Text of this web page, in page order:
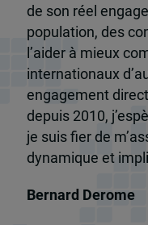
de son réel
population, des
l’aider à mieux
internationaux
engagement
depuis 2010,
je suis fier de
dynamique et
Bernard Derome